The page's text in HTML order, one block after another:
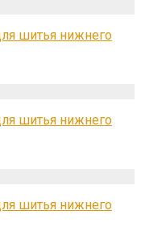
шитья нижнего
шитья нижнего
шитья нижнего